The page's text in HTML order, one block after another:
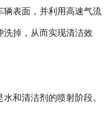
表面，并利用高速气流
掉，从而实现清洁效
和清洁剂的喷射阶段。